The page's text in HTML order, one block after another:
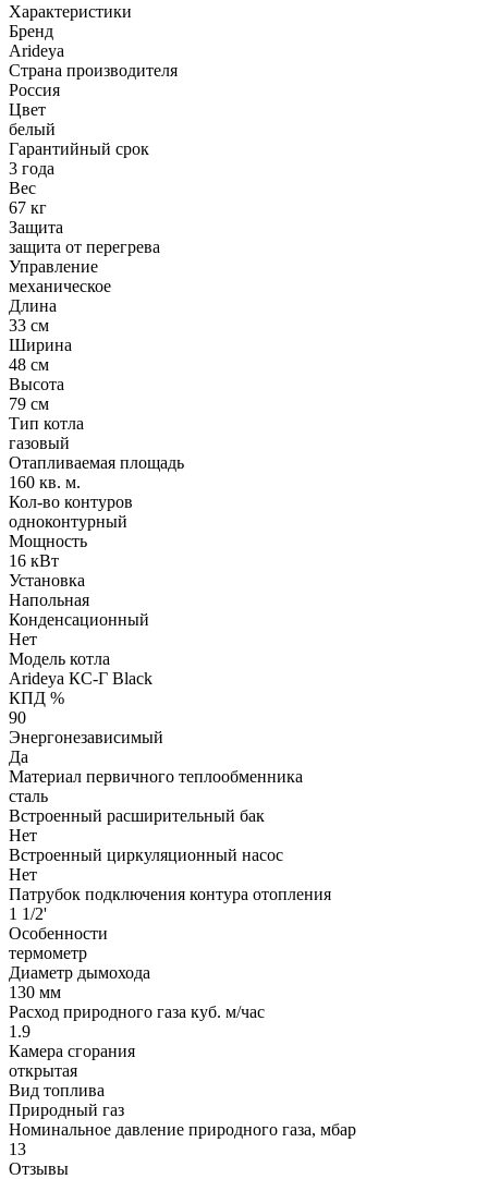
Характеристики
Бренд
Arideya
Страна производителя
Россия
Цвет
белый
Гарантийный срок
3 года
Вес
67 кг
Защита
защита от перегрева
Управление
механическое
Длина
33 см
Ширина
48 см
Высота
79 см
Тип котла
газовый
Отапливаемая площадь
160 кв. м.
Кол-во контуров
одноконтурный
Мощность
16 кВт
Установка
Напольная
Конденсационный
Нет
Модель котла
Arideya КС-Г Black
КПД %
90
Энергонезависимый
Да
Материал первичного теплообменника
сталь
Встроенный расширительный бак
Нет
Встроенный циркуляционный насос
Нет
Патрубок подключения контура отопления
1 1/2'
Особенности
термометр
Диаметр дымохода
130 мм
Расход природного газа куб. м/час
1.9
Камера сгорания
открытая
Вид топлива
Природный газ
Номинальное давление природного газа, мбар
13
Отзывы